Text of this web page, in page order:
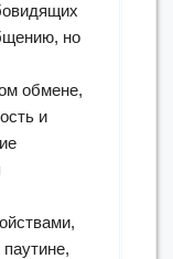
но
обмене,
и